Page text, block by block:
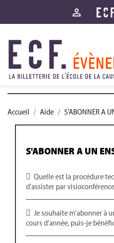

Accueil Aide S'ABONNER A
S'ABONNER A UN
Quelle est la procédure
d'assister par
Je souhaite m'abonner à
cours d'année, puis-je